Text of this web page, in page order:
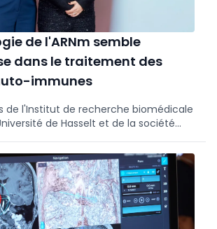
de l'ARNm semble
dans le traitement des
immunes
de l'Institut de recherche biomédicale
de Hasselt et de la société
est prometteuse pour le
des maladies auto-immunes.